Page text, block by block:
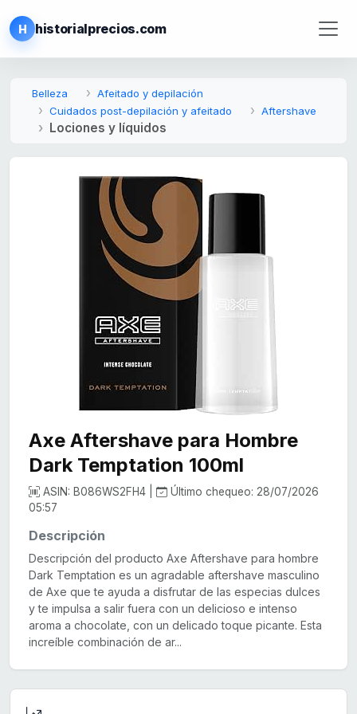
H historialprecios.com
Belleza
Afeitado y depilación
Cuidados post-depilación y afeitado
Aftershave
Lociones y líquidos
Axe Aftershave para Hombre
Dark Temptation 100ml
ASIN: B086WS2FH4 |
Último chequeo: 28/07/2026
05:57
Descripción
Descripción del producto Axe Aftershave para hombre
Dark Temptation es un agradable aftershave masculino
de Axe que te ayuda a disfrutar de las especias dulces
y te impulsa a salir fuera con un delicioso e intenso
aroma a chocolate, con un delicado toque picante. Esta
increíble combinación de ar...